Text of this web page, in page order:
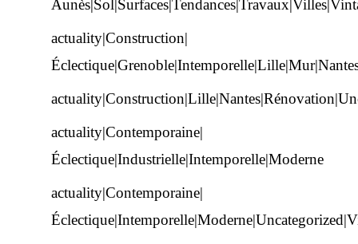
actuality|Construction|
actuality|Contemporaine|
Éclectique|Industrielle|Intemporelle|Moderne
actuality|Contemporaine|